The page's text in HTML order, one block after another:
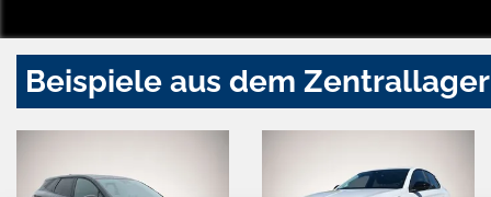
Beispiele aus dem Zentrallager